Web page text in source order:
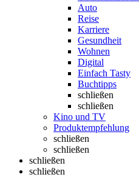
Auto
Reise
Karriere
Gesundheit
Wohnen
Digital
Einfach Tasty
Buchtipps
schließen
schließen
Kino und TV
Produktempfehlung
schließen
schließen
schließen
schließen